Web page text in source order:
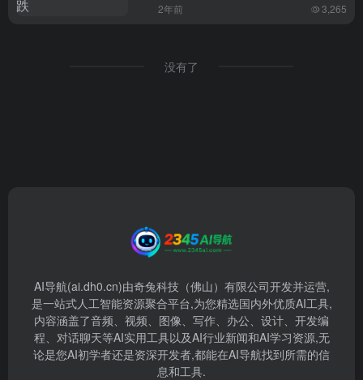
2年前 3,265
没有了
AI导航(ai.dh0.cn)由奇兔科技（佛山）有限公司开发并运营,
是一站式人工智能资源聚合平台,为您精选国内外优质AI工具,
内容涵盖了音频、视频、图像、写作、办公、设计、开发编
程、对话聊天等AI实用工具以及AI行业新闻和AI学习资源,无
论是您AI初学者还是资深开发者,都能在AI导航找到所需的信
息和工具.